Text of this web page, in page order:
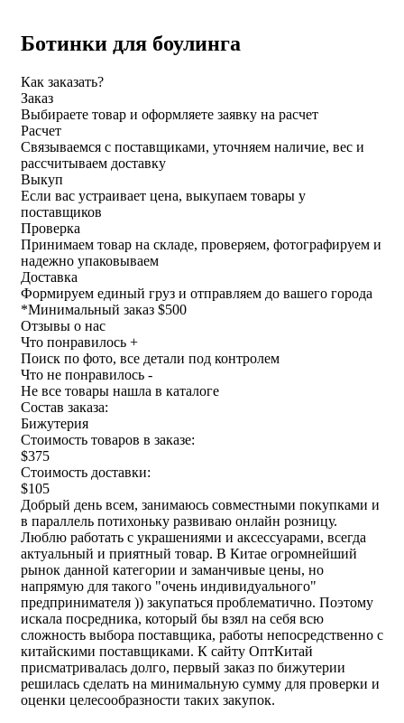
Ботинки для боулинга
Как заказать?
Заказ
Выбираете товар и оформляете заявку на расчет
Расчет
Связываемся с поставщиками, уточняем наличие, вес и
рассчитываем доставку
Выкуп
Если вас устраивает цена, выкупаем товары у
поставщиков
Проверка
Принимаем товар на складе, проверяем, фотографируем и
надежно упаковываем
Доставка
Формируем единый груз и отправляем до вашего города
*Минимальный заказ $500
Отзывы о нас
Что понравилось +
Поиск по фото, все детали под контролем
Что не понравилось -
Не все товары нашла в каталоге
Состав заказа:
Бижутерия
Стоимость товаров в заказе:
$375
Стоимость доставки:
$105
Добрый день всем, занимаюсь совместными покупками и
в параллель потихоньку развиваю онлайн розницу.
Люблю работать с украшениями и аксессуарами, всегда
актуальный и приятный товар. В Китае огромнейший
рынок данной категории и заманчивые цены, но
напрямую для такого "очень индивидуального"
предпринимателя )) закупаться проблематично. Поэтому
искала посредника, который бы взял на себя всю
сложность выбора поставщика, работы непосредственно с
китайскими поставщиками. К сайту ОптКитай
присматривалась долго, первый заказ по бижутерии
решилась сделать на минимальную сумму для проверки и
оценки целесообразности таких закупок.